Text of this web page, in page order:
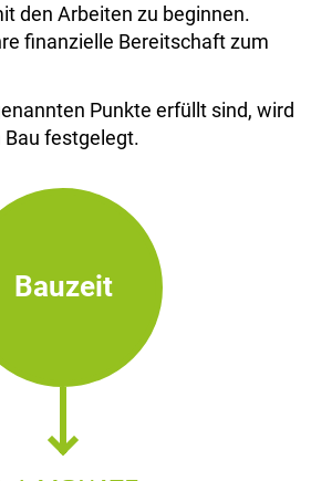
den Arbeiten zu beginnen.
finanzielle Bereitschaft zum
Punkte erfüllt sind, wird
festgelegt.
Bauzeit